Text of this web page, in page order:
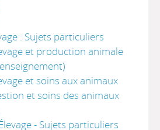
: Sujets particuliers
et production animale
et soins aux animaux
et soins des animaux
- Sujets particuliers